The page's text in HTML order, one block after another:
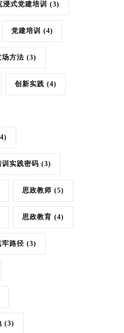
式党建培训 (3)
党建培训 (4)
场方法 (3)
创新实践 (4)
实践密码 (3)
思政教师 (5)
思政教育 (4)
牢路径 (3)
(3)